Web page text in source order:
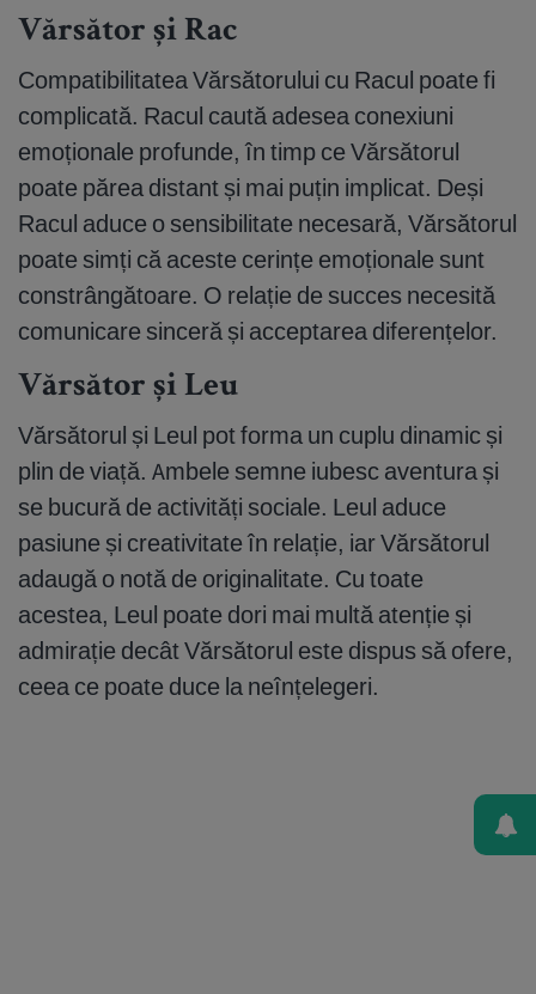
Vărsător și Rac
Compatibilitatea Vărsătorului cu Racul poate fi
complicată. Racul caută adesea conexiuni
emoționale profunde, în timp ce Vărsătorul
poate părea distant și mai puțin implicat. Deși
Racul aduce o sensibilitate necesară, Vărsătorul
poate simți că aceste cerințe emoționale sunt
constrângătoare. O relație de succes necesită
comunicare sinceră și acceptarea diferențelor.
Vărsător și Leu
Vărsătorul și Leul pot forma un cuplu dinamic și
plin de viață. Ambele semne iubesc aventura și
se bucură de activități sociale. Leul aduce
pasiune și creativitate în relație, iar Vărsătorul
adaugă o notă de originalitate. Cu toate
acestea, Leul poate dori mai multă atenție și
admirație decât Vărsătorul este dispus să ofere,
ceea ce poate duce la neînțelegeri.